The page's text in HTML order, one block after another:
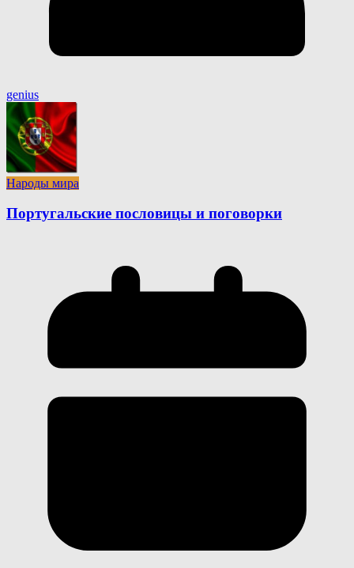
genius
Народы мира
Португальские пословицы и поговорки